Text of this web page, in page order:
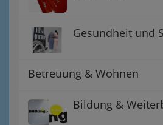
Gesundheit und
Betreuung & Wohnen
Bildung &